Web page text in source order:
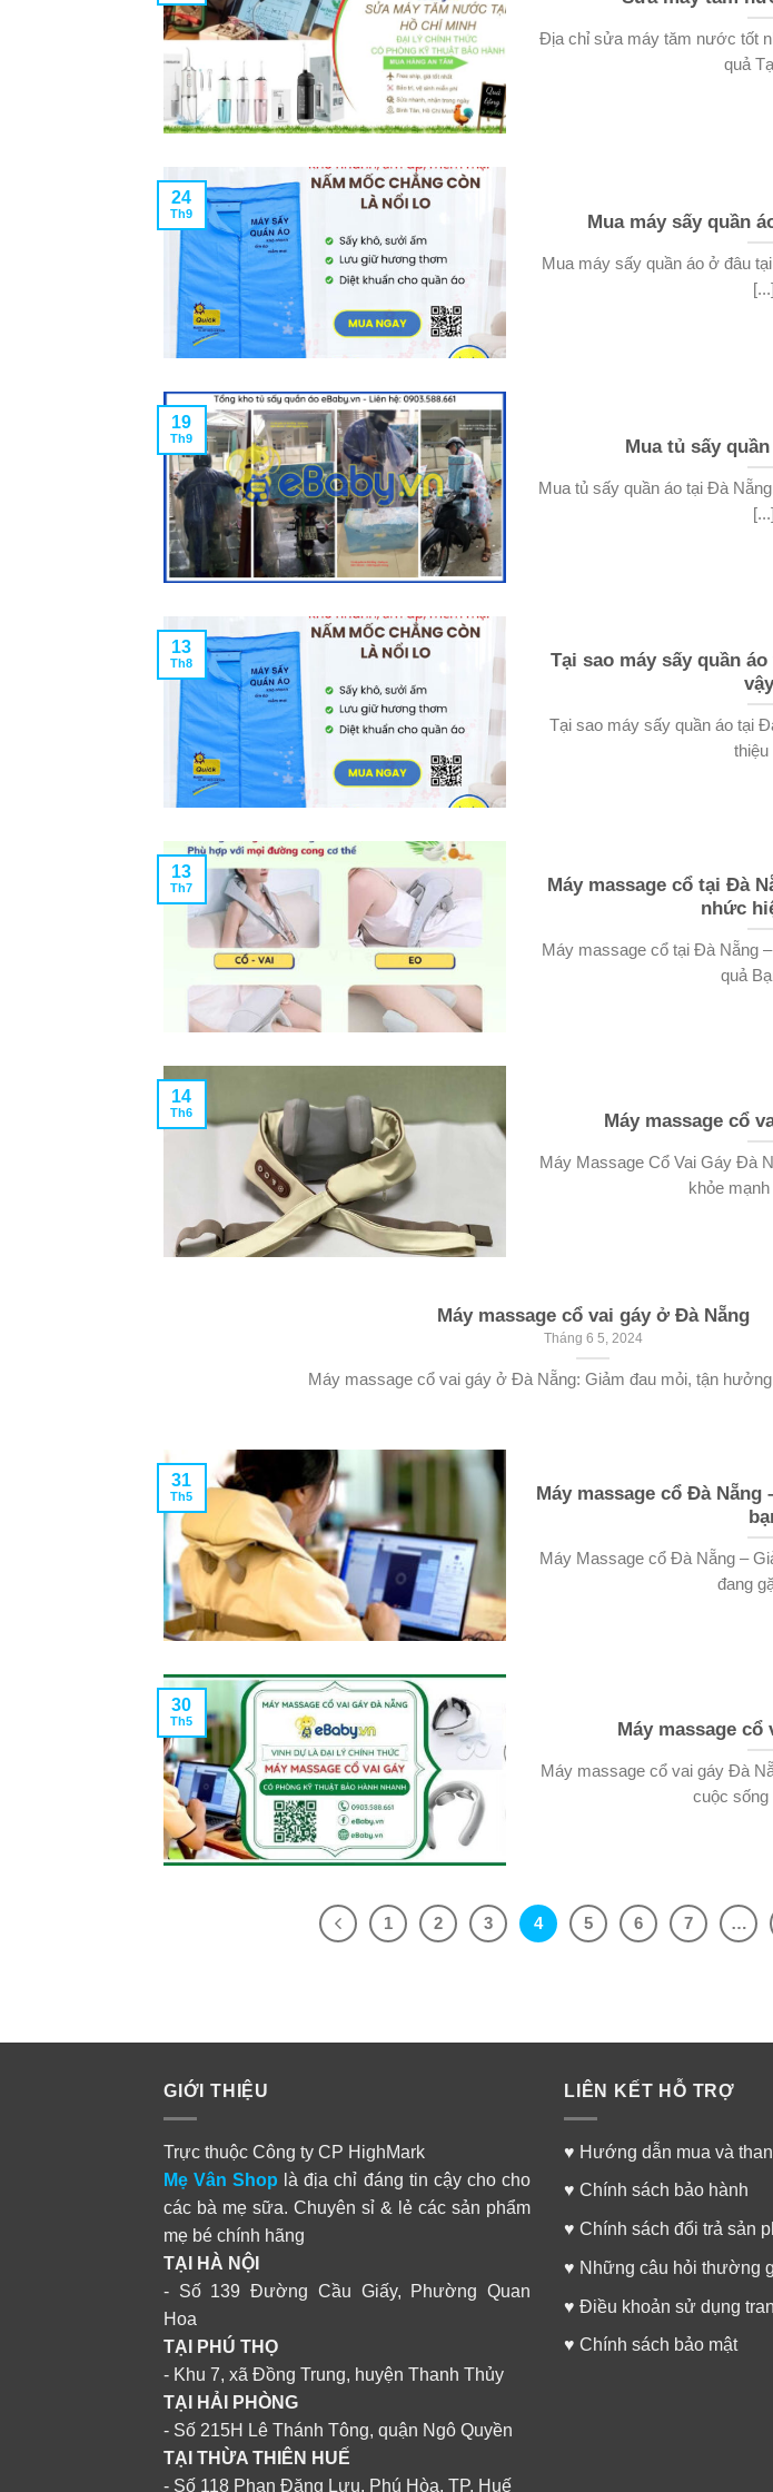
Địa chỉ sửa máy tăm nước tốt
quả
Mua máy sấy quần
Mua máy sấy quần áo ở đâu
[...]
24
Th9
Mua tủ sấy
Mua tủ sấy quần áo tại Đà
[...]
19
Th9
Tại sao máy sấy quần
Tại sao máy sấy quần áo tại
thiệu
13
Th8
Máy massage cổ tại Đà
nhức
Máy massage cổ tại Đà Nẵng
quả
13
Th7
Máy massage cổ
Máy Massage Cổ Vai Gáy Đà
khỏe
14
Th6
Máy massage cổ vai gáy ở Đà Nẵng
Tháng 6 5, 2024
Máy massage cổ vai gáy ở Đà Nẵng: Giảm đau mỏi, tận
Máy massage cổ Đà Nẵng
Máy Massage cổ Đà Nẵng –
đang
31
Th5
Máy massage cổ
Máy massage cổ vai gáy Đà
cuộc sống
30
Th5
1 2 3 4 5 6 7 …
GIỚI THIỆU
Trực thuộc Công ty CP HighMark
Mẹ Vân Shop là địa chỉ đáng tin cậy cho cho
các bà mẹ sữa. Chuyên sỉ & lẻ các sản phẩm
mẹ bé chính hãng
TẠI HÀ NỘI
- Số 139 Đường Cầu Giấy, Phường Quan
Hoa
TẠI PHÚ THỌ
- Khu 7, xã Đồng Trung, huyện Thanh Thủy
TẠI HẢI PHÒNG
- Số 215H Lê Thánh Tông, quận Ngô Quyền
TẠI THỪA THIÊN HUẾ
- Số 118 Phan Đăng Lưu, Phú Hòa, TP. Huế
LIÊN KẾT HỖ TRỢ
♥ Hướng dẫn mua và
♥ Chính sách bảo hành
♥ Chính sách đổi trả sản
♥ Những câu hỏi thường
♥ Điều khoản sử dụng
♥ Chính sách bảo mật